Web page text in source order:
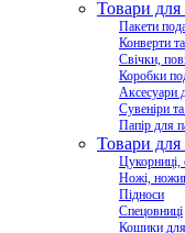
Товари для
Пакети
Конверти
Свічки,
Коробки
Аксесуари
Сувеніри
Папір для
Товари для
Цукорниці,
Ножі,
Підноси
Спецовниці
Кошики для